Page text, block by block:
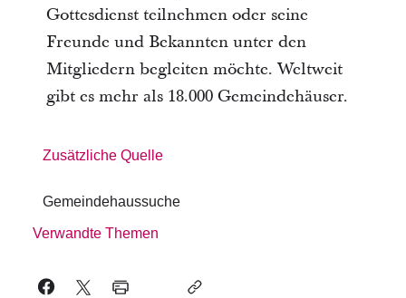
Gottesdienst teilnehmen oder seine
Freunde und Bekannten unter den
Mitgliedern begleiten möchte. Weltweit
gibt es mehr als 18.000 Gemeindehäuser.
Zusätzliche Quelle
Gemeindehaussuche
Verwandte Themen